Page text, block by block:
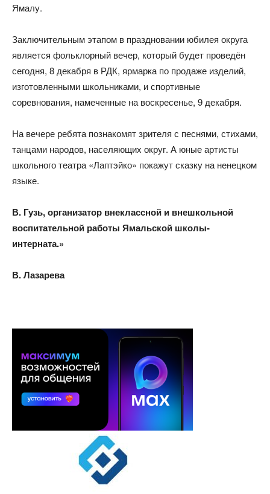
Ямалу.
Заключительным этапом в праздновании юбилея округа
является фольклорный вечер, который будет проведён
сегодня, 8 декабря в РДК, ярмарка по продаже изделий,
изготовленными школьниками, и спортивные
соревнования, намеченные на воскресенье, 9 декабря.
На вечере ребята познакомят зрителя с песнями, стихами,
танцами народов, населяющих округ. А юные артисты
школьного театра «Лаптэйко» покажут сказку на ненецком
языке.
В. Гузь, организатор внеклассной и внешкольной
воспитательной работы Ямальской школы-
интерната.»
В. Лазарева